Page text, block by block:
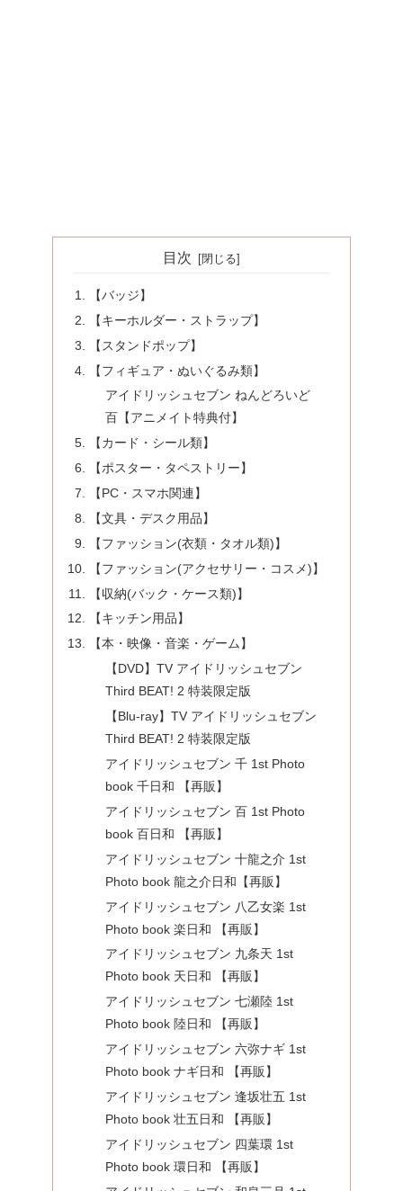
目次
【バッジ】
【キーホルダー・ストラップ】
【スタンドポップ】
【フィギュア・ぬいぐるみ類】
アイドリッシュセブン ねんどろいど
百【アニメイト特典付】
【カード・シール類】
【ポスター・タペストリー】
【PC・スマホ関連】
【文具・デスク用品】
【ファッション(衣類・タオル類)】
【ファッション(アクセサリー・コスメ)】
【収納(バック・ケース類)】
【キッチン用品】
【本・映像・音楽・ゲーム】
【DVD】TV アイドリッシュセブン
Third BEAT! 2 特装限定版
【Blu-ray】TV アイドリッシュセブン
Third BEAT! 2 特装限定版
アイドリッシュセブン 千 1st Photo
book 千日和 【再販】
アイドリッシュセブン 百 1st Photo
book 百日和 【再販】
アイドリッシュセブン 十龍之介 1st
Photo book 龍之介日和【再販】
アイドリッシュセブン 八乙女楽 1st
Photo book 楽日和 【再販】
アイドリッシュセブン 九条天 1st
Photo book 天日和 【再販】
アイドリッシュセブン 七瀬陸 1st
Photo book 陸日和 【再販】
アイドリッシュセブン 六弥ナギ 1st
Photo book ナギ日和 【再販】
アイドリッシュセブン 逢坂壮五 1st
Photo book 壮五日和 【再販】
アイドリッシュセブン 四葉環 1st
Photo book 環日和 【再販】